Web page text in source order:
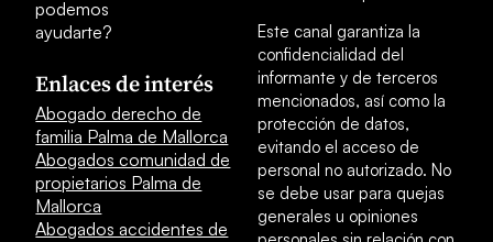
podemos
ayudarte?
Enlaces de interés
Abogado derecho de
familia Palma de Mallorca
Abogados comunidad de
propietarios Palma de
Mallorca
Abogados accidentes de
Este canal garantiza la
confidencialidad del
informante y de terceros
mencionados, así como la
protección de datos,
evitando el acceso de
personal no autorizado. No
se debe usar para quejas
generales u opiniones